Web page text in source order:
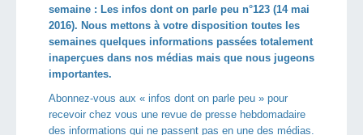
semaine : Les infos dont on parle peu n°123 (14 mai
2016). Nous mettons à votre disposition toutes les
semaines quelques informations passées totalement
inaperçues dans nos médias mais que nous jugeons
importantes.
Abonnez-vous aux « infos dont on parle peu » pour
recevoir chez vous une revue de presse hebdomadaire
des informations qui ne passent pas en une des médias.